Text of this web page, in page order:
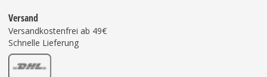
Versand
Versandkostenfrei ab 49€
Schnelle Lieferung